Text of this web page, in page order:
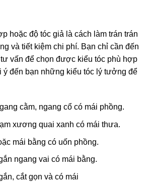
hoặc độ tóc giả là cách làm trán trán
và tiết kiệm chi phí. Bạn chỉ cần đến
vấn để chọn được kiểu tóc phù hợp
ý đến bạn những kiểu tóc lý tưởng để
cằm, ngang cổ có mái phồng.
xương quai xanh có mái thưa.
mái bằng có uốn phồng.
ngang vai có mái bằng.
cắt gọn và có mái